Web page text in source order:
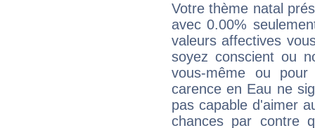
Votre thème natal
avec 0.00%
valeurs affectives
soyez conscient ou
vous-même ou
carence en Eau ne
pas capable d'aimer
chances par contre